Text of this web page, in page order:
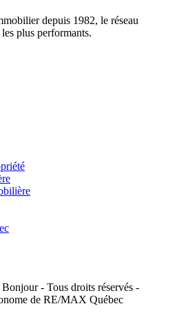
depuis 1982, le réseau
plus performants.
- Tous droits réservés -
de RE/MAX Québec